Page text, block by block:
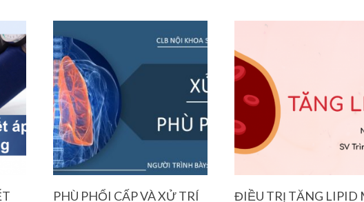
PHÙ PHỔI CẤP VÀ XỬ TRÍ ĐIỀU TRỊ TĂNG LIPID